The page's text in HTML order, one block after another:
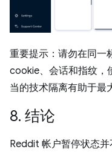
重要提示：请勿在同一
cookie、会话和指纹，
当的技术隔离有助于最
8. 结论
Reddit 帐户暂停状态